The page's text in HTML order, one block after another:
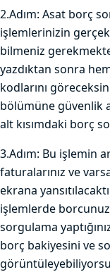
2.Adım: Asat borç
işlemlerinizin
bilmeniz
yazdıktan sonra
kodlarını
bölümüne güvenlik
alt kısımdaki borç
3.Adım: Bu işlemin
faturalarınız ve
ekrana
işlemlerde
sorgulama
borç bakiyesini ve